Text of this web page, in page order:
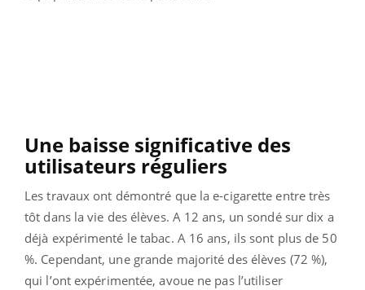
Une baisse significative des
utilisateurs réguliers
Les travaux ont démontré que la e-cigarette entre très
tôt dans la vie des élèves. A 12 ans, un sondé sur dix a
déjà expérimenté le tabac. A 16 ans, ils sont plus de 50
%. Cependant, une grande majorité des élèves (72 %),
qui l’ont expérimentée, avoue ne pas l’utiliser